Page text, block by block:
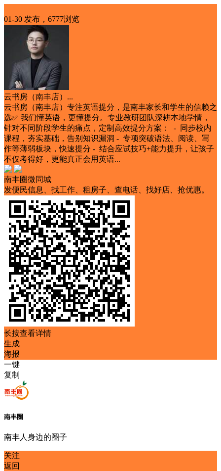
01-30 发布，6777浏览
云书房（南丰店）...
云书房（南丰店）专注英语提分，是南丰家长和学生的信赖之
选✅ 我们懂英语，更懂提分。专业教研团队深耕本地学情，
针对不同阶段学生的痛点，定制高效提分方案： - 同步校内
课程，夯实基础，告别知识漏洞​ - 专项突破语法、阅读、写
作等薄弱板块，快速提分​ - 结合应试技巧+能力提升，让孩子
不仅考得好，更能真正会用英语...
南丰圈微同城
发便民信息、找工作、租房子、查电话、找好店、抢优惠。
长按查看详情
生成
海报
一键
复制
南丰圈
南丰人身边的圈子
关注
返回